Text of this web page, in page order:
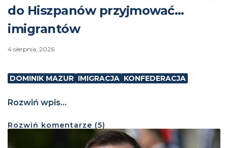
do Hiszpanów przyjmować…
imigrantów
4 sierpnia, 2026
DOMINIK MAZUR IMIGRACJA KONFEDERACJA
Rozwiń wpis...
Rozwiń komentarze (5)